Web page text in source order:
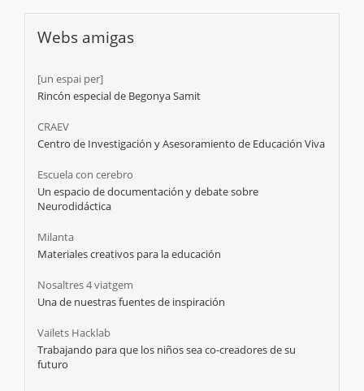
Webs amigas
[un espai per]
Rincón especial de Begonya Samit
CRAEV
Centro de Investigación y Asesoramiento de Educación Viva
Escuela con cerebro
Un espacio de documentación y debate sobre
Neurodidáctica
Milanta
Materiales creativos para la educación
Nosaltres 4 viatgem
Una de nuestras fuentes de inspiración
Vailets Hacklab
Trabajando para que los niños sea co-creadores de su
futuro